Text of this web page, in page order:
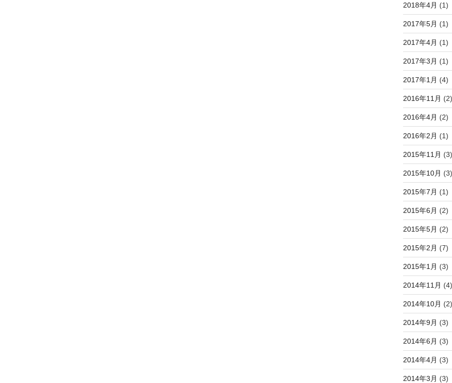
2018年4月 (1)
2017年5月 (1)
2017年4月 (1)
2017年3月 (1)
2017年1月 (4)
2016年11月 (2)
2016年4月 (2)
2016年2月 (1)
2015年11月 (3)
2015年10月 (3)
2015年7月 (1)
2015年6月 (2)
2015年5月 (2)
2015年2月 (7)
2015年1月 (3)
2014年11月 (4)
2014年10月 (2)
2014年9月 (3)
2014年6月 (3)
2014年4月 (3)
2014年3月 (3)